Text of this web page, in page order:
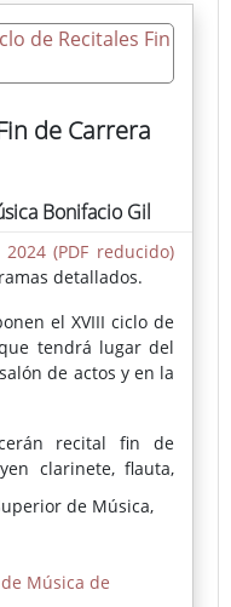
puentes, portadas,
de ciudades
Oporto y
graduados planos.
de interiores,
de la Catedral
en recipientes,
Las aguas y los
ausentes, parecen
de Carrera
Bonifacio Gil
(PDF reducido)
detallados.
el XVIII ciclo de
tendrá lugar del
de actos y en la
recital fin de
clarinete, flauta,
viola, piano,
trombón y canto.
del dominio
y una
y artística.
de Música,
Música de